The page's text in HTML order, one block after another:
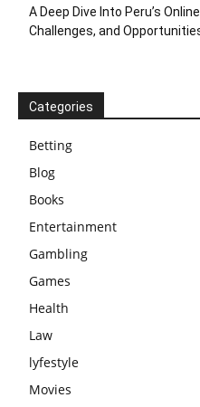
A Deep Dive Into Peru’s
Challenges, and
Categories
Betting
Blog
Books
Entertainment
Gambling
Games
Health
Law
lyfestyle
Movies